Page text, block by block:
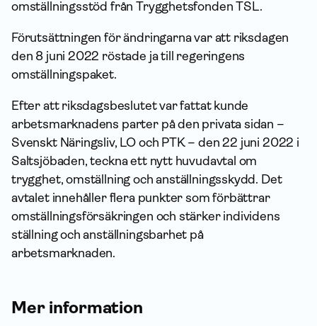
omställningsstöd från Trygghetsfonden TSL.
Förutsättningen för ändringarna var att riksdagen
den 8 juni 2022 röstade ja till regeringens
omställningspaket.
Efter att riksdagsbeslutet var fattat kunde
arbetsmarknadens parter på den privata sidan –
Svenskt Näringsliv, LO och PTK – den 22 juni 2022 i
Saltsjöbaden, teckna ett nytt huvudavtal om
trygghet, omställning och anställningsskydd. Det
avtalet innehåller flera punkter som förbättrar
omställningsförsäkringen och stärker individens
ställning och anställningsbarhet på
arbetsmarknaden.
Mer information